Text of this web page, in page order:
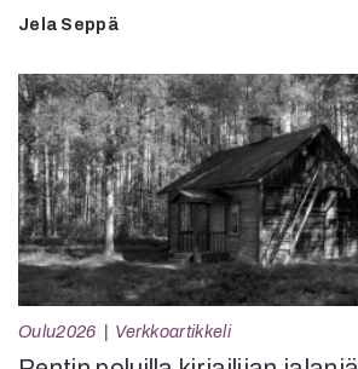
Jela Seppä
Oulu2026 Verkkoartikkeli